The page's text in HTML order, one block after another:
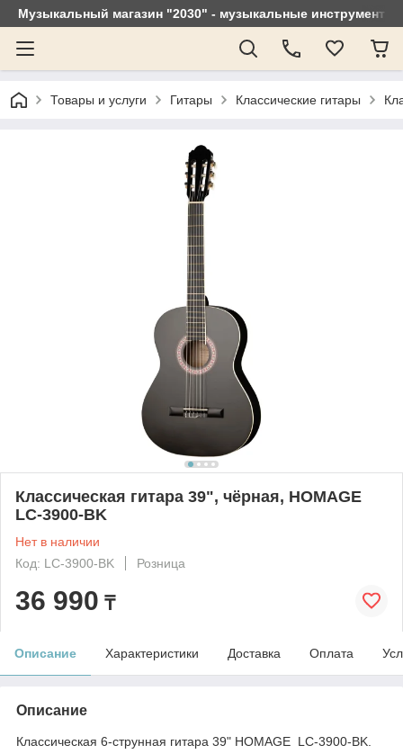
Музыкальный магазин "2030" - музыкальные
Товары и услуги Гитары Классические гитары
Классическая гитара 39", чёрная, HOMAGE
LC-3900-BK
Нет в наличии
Код: LC-3900-BK
Розница
36 990 ₸
Описание Характеристики Доставка Оплата
Описание
Классическая 6-струнная гитара 39" HOMAGE LC-3900-BK.